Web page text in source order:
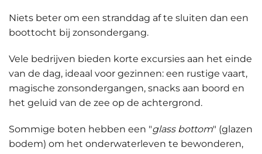
Niets beter om een stranddag af te sluiten dan een
boottocht bij zonsondergang.
Vele bedrijven bieden korte excursies aan het einde
van de dag, ideaal voor gezinnen: een rustige vaart,
magische zonsondergangen, snacks aan boord en
het geluid van de zee op de achtergrond.
Sommige boten hebben een "glass bottom" (glazen
bodem) om het onderwaterleven te bewonderen,